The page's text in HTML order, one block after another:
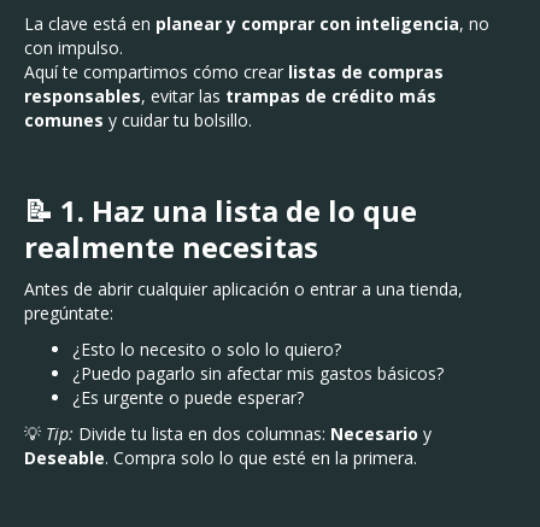
La clave está en planear y comprar con inteligencia, no
con impulso.
Aquí te compartimos cómo crear listas de compras
responsables, evitar las trampas de crédito más
comunes y cuidar tu bolsillo.
📝 1. Haz una lista de lo que
realmente necesitas
Antes de abrir cualquier aplicación o entrar a una tienda,
pregúntate:
¿Esto lo necesito o solo lo quiero?
¿Puedo pagarlo sin afectar mis gastos básicos?
¿Es urgente o puede esperar?
💡 Tip: Divide tu lista en dos columnas: Necesario y
Deseable. Compra solo lo que esté en la primera.